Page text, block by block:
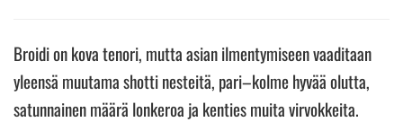
Broidi on kova tenori, mutta asian ilmentymiseen vaaditaan
yleensä muutama shotti nesteitä, pari–kolme hyvää olutta,
satunnainen määrä lonkeroa ja kenties muita virvokkeita.